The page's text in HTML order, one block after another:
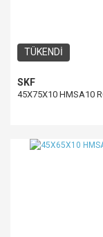
TÜKENDİ
SKF
45X75X10 HMSA10